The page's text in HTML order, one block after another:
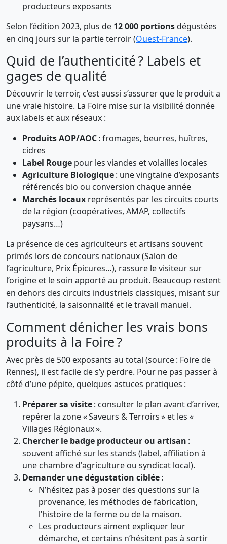
producteurs exposants
Selon l’édition 2023, plus de 12 000 portionsdégustées
en cinq jours sur la partie terroir (Ouest-France).
Quid de l’authenticité ? Labels et
gages de qualité
Découvrir le terroir, c’est aussi s’assurer que le produit a
une vraie histoire. La Foire mise sur la visibilité donnée
aux labels et aux réseaux :
Produits AOP/AOC: fromages, beurres, huîtres,
cidres
Label Rouge pour les viandes et volailles locales
Agriculture Biologique: une vingtaine d’exposants
référencés bio ou conversion chaque année
Marchés locaux représentés par les circuits courts
de la région (coopératives, AMAP, collectifs
paysans…)
La présence de ces agriculteurs et artisans souvent
primés lors de concours nationaux (Salon de
l’agriculture, Prix Épicures…), rassure le visiteur sur
l’origine et le soin apporté au produit. Beaucoup restent
en dehors des circuits industriels classiques, misant sur
l’authenticité, la saisonnalité et le travail manuel.
Comment dénicher les vrais bons
produits à la Foire ?
Avec près de 500 exposants au total (source : Foire de
Rennes), il est facile de s’y perdre. Pour ne pas passer à
côté d’une pépite, quelques astuces pratiques :
Préparer sa visite: consulter le plan avant d’arriver,
repérer la zone « Saveurs & Terroirs » et les «
Villages Régionaux ».
Chercher le badge producteur ou artisan :
souvent affiché sur les stands (label, affiliation à
une chambre d'agriculture ou syndicat local).
Demander une dégustation ciblée:
N’hésitez pas à poser des questions sur la
provenance, les méthodes de fabrication,
l’histoire de la ferme ou de la maison.
Les producteurs aiment expliquer leur
démarche, et certains n’hésitent pas à sortir